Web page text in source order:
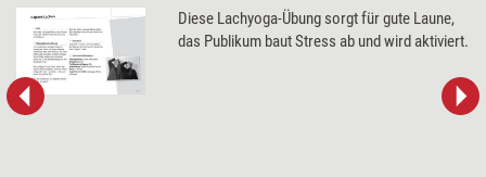
Diese Lachyoga-Übung sorgt für gute Laune,
das Publikum baut Stress ab und wird aktiviert.